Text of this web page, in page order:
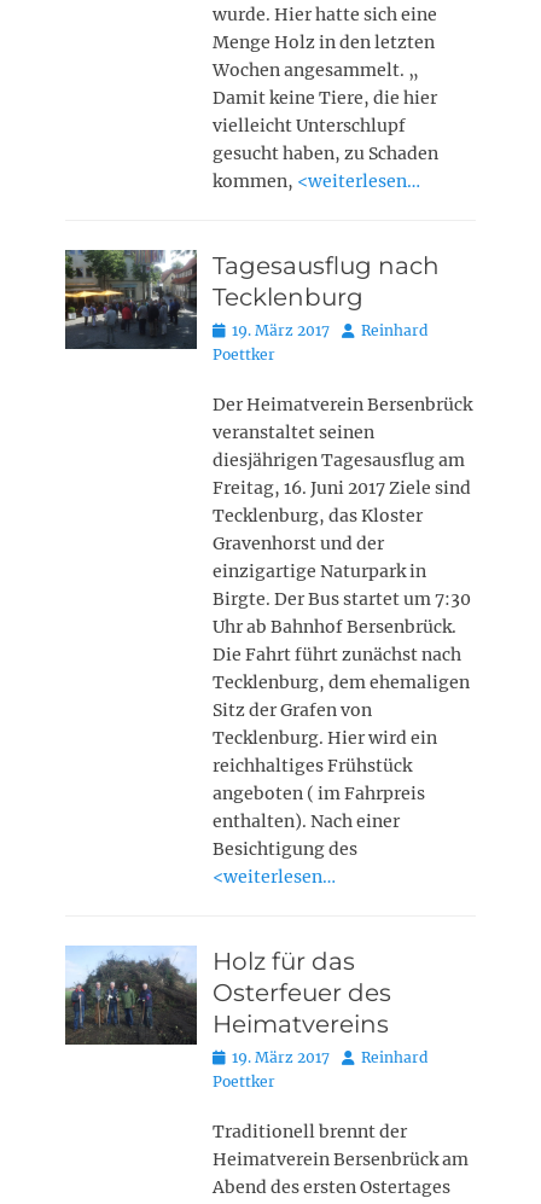
wurde. Hier hatte sich eine
Menge Holz in den letzten
Wochen angesammelt. „
Damit keine Tiere, die hier
vielleicht Unterschlupf
gesucht haben, zu Schaden
kommen, <weiterlesen…
Tagesausflug nach
Tecklenburg
Posted
on
19. März 2017 AutorReinhard
Poettker
Der Heimatverein Bersenbrück
veranstaltet seinen
diesjährigen Tagesausflug am
Freitag, 16. Juni 2017 Ziele sind
Tecklenburg, das Kloster
Gravenhorst und der
einzigartige Naturpark in
Birgte. Der Bus startet um 7:30
Uhr ab Bahnhof Bersenbrück.
Die Fahrt führt zunächst nach
Tecklenburg, dem ehemaligen
Sitz der Grafen von
Tecklenburg. Hier wird ein
reichhaltiges Frühstück
angeboten ( im Fahrpreis
enthalten). Nach einer
Besichtigung des
<weiterlesen…
Holz für das
Osterfeuer des
Heimatvereins
Posted
on
19. März 2017 AutorReinhard
Poettker
Traditionell brennt der
Heimatverein Bersenbrück am
Abend des ersten Ostertages